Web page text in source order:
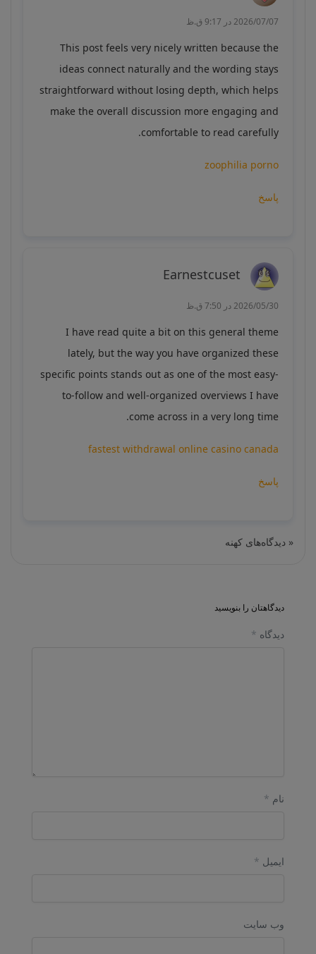
2026/07/07 در 9:17 ق.ظ
This post feels very nicely written because the
ideas connect naturally and the wording stays
straightforward without losing depth, which helps
make the overall discussion more engaging and
comfortable to read carefully.
zoophilia porno
پاسخ
Earnestcuset
2026/05/30 در 7:50 ق.ظ
I have read quite a bit on this general theme
lately, but the way you have organized these
specific points stands out as one of the most easy-
to-follow and well-organized overviews I have
come across in a very long time.
fastest withdrawal online casino canada
پاسخ
« دیدگاه‌های کهنه
دیدگاهتان را بنویسید
دیدگاه *
نام *
ایمیل *
وب‌ سایت